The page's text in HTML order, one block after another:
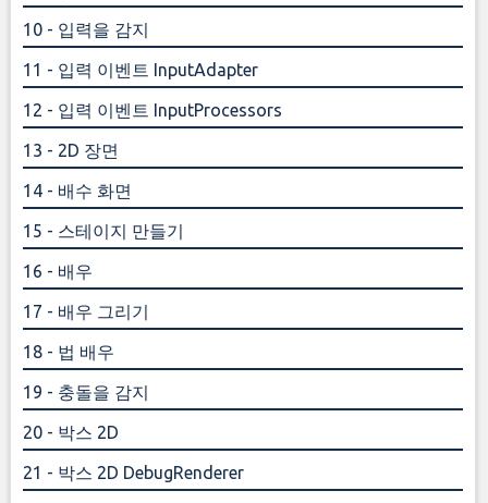
10 - 입력을 감지
11 - 입력 이벤트 InputAdapter
12 - 입력 이벤트 InputProcessors
13 - 2D 장면
14 - 배수 화면
15 - 스테이지 만들기
16 - 배우
17 - 배우 그리기
18 - 법 배우
19 - 충돌을 감지
20 - 박스 2D
21 - 박스 2D DebugRenderer